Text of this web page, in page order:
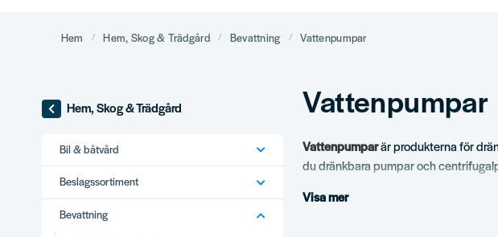
Hem Hem, Skog & Trädgård Bevattning Vattenpumpar
Hem, Skog & Trädgård
Bil & båtvård
Beslagssortiment
Bevattning
Vattenpumpar
Vattenpumparär produkterna för
du dränkbara pumpar och
Vårt sortiment
Visa mer